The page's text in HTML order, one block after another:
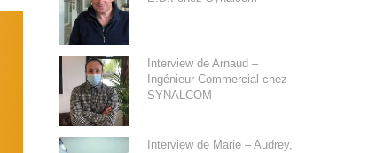
Interview de Arnaud –
Ingénieur Commercial chez
SYNALCOM
Interview de Marie – Audrey,